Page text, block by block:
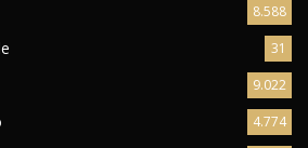
8.588
31
9.022
4.774